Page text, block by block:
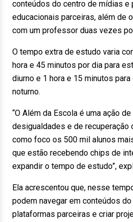
conteúdos do centro de mídias e
educacionais parceiras, além de
com um professor duas vezes
O tempo extra de estudo varia
hora e 45 minutos por dia para
diurno e 1 hora e 15 minutos
noturno.
“O Além da Escola é uma ação
desigualdades e de recuperação
como foco os 500 mil alunos
que estão recebendo chips de
expandir o tempo de estudo”,
Ela acrescentou que, nesse
podem navegar em conteúdos
plataformas parceiras e criar